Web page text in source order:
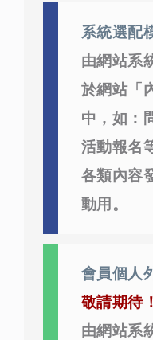
系統選配
由網站系
於網站「
中，如：
活動報名
各類內容
動用。
會員個人
敬請期待
由網站系